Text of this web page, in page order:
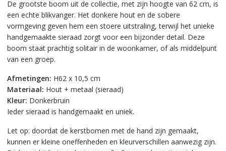
De grootste boom uit de collectie, met zijn hoogte van 62 cm, is
een echte blikvanger. Het donkere hout en de sobere
vormgeving geven hem een stoere uitstraling, terwijl het unieke
handgemaakte sieraad zorgt voor een bijzonder detail. Deze
boom staat prachtig solitair in de woonkamer, of als middelpunt
van een groep.
Afmetingen: H62 x 10,5 cm
Materiaal: Hout + metaal (sieraad)
Kleur: Donkerbruin
Ieder sieraad is handgemaakt en uniek.
Let op: doordat de kerstbomen met de hand zijn gemaakt,
kunnen er kleine oneffenheden en kleurverschillen aanwezig zijn.